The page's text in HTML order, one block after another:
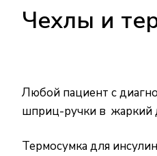
Чехлы и
Любой пациент с
шприц-ручки в жаркий
Термосумка для